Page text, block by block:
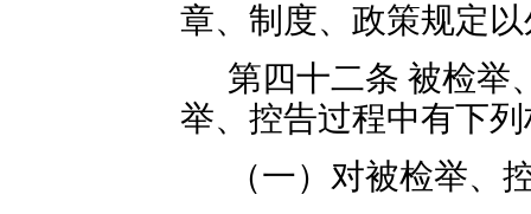
章、制度、政策规定
第四十二条 被检举
举、控告过程中有下
（一）对被检举、